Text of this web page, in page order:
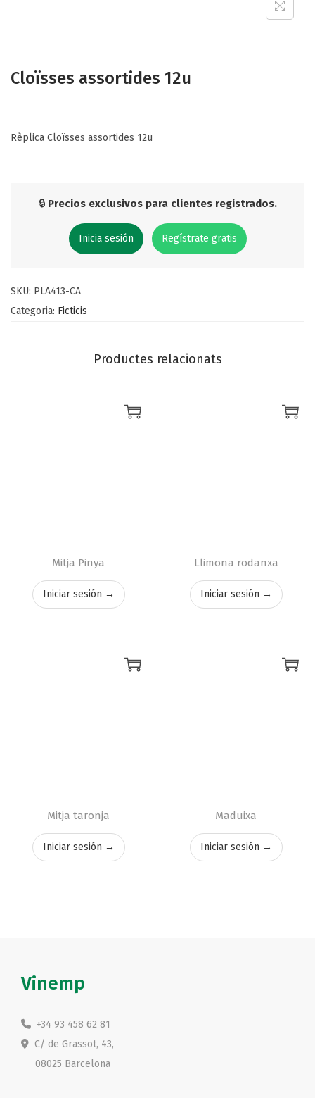
Cloïsses assortides 12u
Rèplica Cloïsses assortides 12u
🔒 Precios exclusivos para clientes registrados.
Inicia sesión Regístrate gratis
SKU: PLA413-CA
Categoria: Ficticis
Productes relacionats
Mitja Pinya
Iniciar sesión →
Llimona rodanxa
Iniciar sesión →
Mitja taronja
Iniciar sesión →
Maduixa
Iniciar sesión →
Vinemp
+34 93 458 62 81
C/ de Grassot, 43,
08025 Barcelona